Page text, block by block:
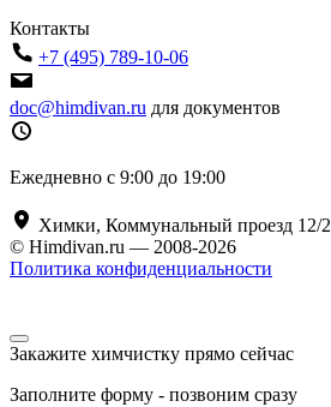
Контакты
+7 (495) 789-10-06
doc@himdivan.ru для документов
Ежедневно с 9:00 до 19:00
Химки, Коммунальный проезд 12/2
© Himdivan.ru — 2008-2026
Политика конфиденциальности
Закажите химчистку прямо сейчас
Заполните форму - позвоним сразу